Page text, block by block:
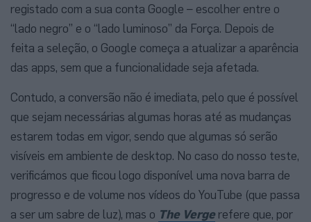
registado com a sua conta Google – escolher entre o
“lado negro” e o “lado luminoso” da Força. Depois de
feita a seleção, o Google começa a atualizar a aparência
das apps, sem que a funcionalidade seja afetada.
Contudo, a conversão não é imediata, pelo que é possível
que sejam necessárias algumas horas até as mudanças
estarem todas em vigor, sendo que algumas só serão
visíveis em ambiente de desktop. No caso do nosso teste,
verificámos que ficou logo disponível uma nova barra de
progresso e de volume nos vídeos do YouTube (que passa
a ser um sabre de luz), mas o The Verge refere que, por